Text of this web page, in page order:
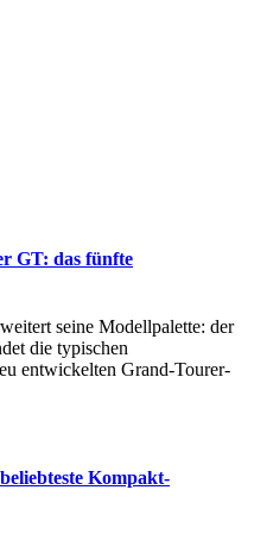
GT: das fünfte
seine Modellpalette: der
die typischen
entwickelten Grand-Tourer-
Kompakt-